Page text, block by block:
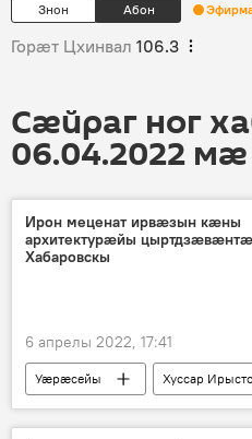
Знон Абон
Горӕт Цхинвал 106.3
Сӕйраг ног
06.04.2022 мӕ
Ирон меценат ирвӕзын кӕны
архитектурӕйы цыртдзӕвӕнтӕ
Хабаровскы
6 апрелы 2022, 17:41
Уӕрӕсейы
Хуссар
Цӕгат Ирыстон
Ног